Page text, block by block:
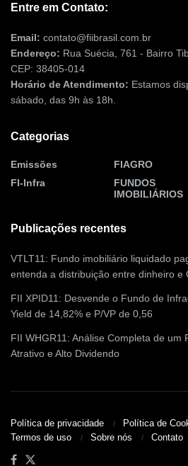
Entre em Contato:
Email: contato@fiibrasil.com.br
Endereço: Rua Suécia, 761 - Bairro
CEP: 38405-014
Horário de Atendimento: Estamos
sábado, das 9h às 18h.
Categorias
Emissões
FI-Infra
FIAGRO
FUNDOS
IMOBILIÁRIOS
Publicações recentes
VTLT11: Fundo imobiliário liquidado
entenda a distribuição entre dinheiro e
FII XPID11: Desvende o Fundo de
Yield de 14,82% e P/VP de 0,56
FII WHGR11: Análise Completa de um
Atrativo e Alto Dividendo
Política de privacidade
Política de
Termos de uso
Sobre nós Contato